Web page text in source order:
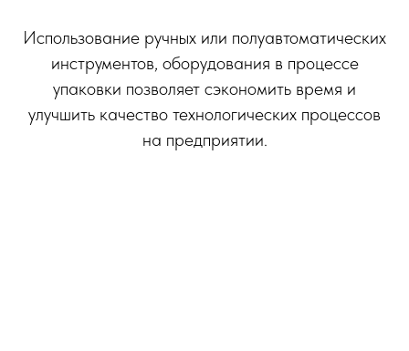
Использование ручных или полуавтоматических
инструментов, оборудования в процессе
упаковки позволяет сэкономить время и
улучшить качество технологических процессов
на предприятии.